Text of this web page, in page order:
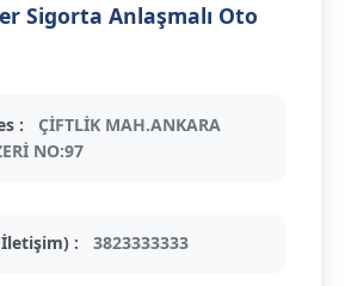
Sigorta Anlaşmalı Oto
:
ÇİFTLİK MAH.ANKARA
NO:97
: 3823333333